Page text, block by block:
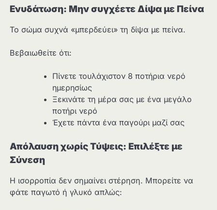
Ενυδάτωση: Μην συγχέετε Δίψα με Πείνα
Το σώμα συχνά «μπερδεύει» τη δίψα με πείνα.
Βεβαιωθείτε ότι:
Πίνετε τουλάχιστον 8 ποτήρια νερό
ημερησίως
Ξεκινάτε τη μέρα σας με ένα μεγάλο
ποτήρι νερό
Έχετε πάντα ένα παγούρι μαζί σας
Απόλαυση χωρίς Τύψεις: Επιλέξτε με
Σύνεση
Η ισορροπία δεν σημαίνει στέρηση. Μπορείτε να
φάτε παγωτό ή γλυκό απλώς: